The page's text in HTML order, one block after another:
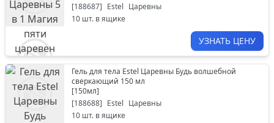
[188687] Estel Царевны
10 шт. в ящике
УЗНАТЬ ЦЕНУ
Гель для тела Estel Царевны Будь волшебной
сверкающий 150 мл
[150мл]
[188688] Estel Царевны
10 шт. в ящике